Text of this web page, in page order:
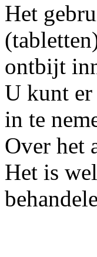
Het
ontbijt
U kunt er
in te
Over het
Het is